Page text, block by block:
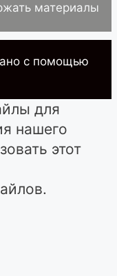
материалы
с помощью
для
нашего
этот